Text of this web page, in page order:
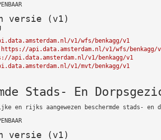
versie (v1)
v1/wfs/benkagg/v1
https://api.data.amsterdam.nl/v1/wfs/benkagg/
api.data.amsterdam.nl/v1/benkagg/v1
v1/mvt/benkagg/v1
Stads- En
en rijks aangewezen beschermde stads- en
versie (v1)